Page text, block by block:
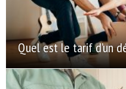
Quel est le tarif d’un